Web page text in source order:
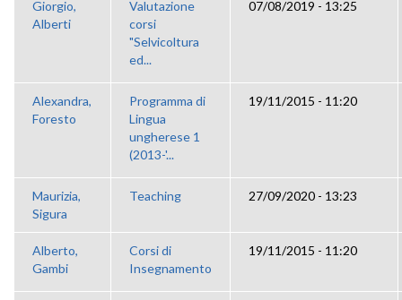
Giorgio,
Alberti
Valutazione
corsi
"Selvicoltura
ed...
07/08/2019 - 13:25
Alexandra,
Foresto
Programma di
Lingua
ungherese 1
(2013-'...
19/11/2015 - 11:20
Maurizia,
Sigura
Teaching 27/09/2020 - 13:23
Alberto,
Gambi
Corsi di
Insegnamento
19/11/2015 - 11:20